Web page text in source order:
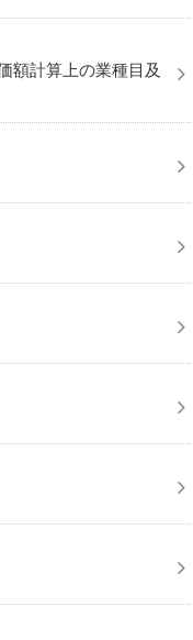
額計算上の業種目及